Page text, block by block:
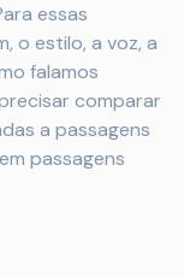
essas
o estilo, a voz, a
falamos
comparar
a passagens
passagens